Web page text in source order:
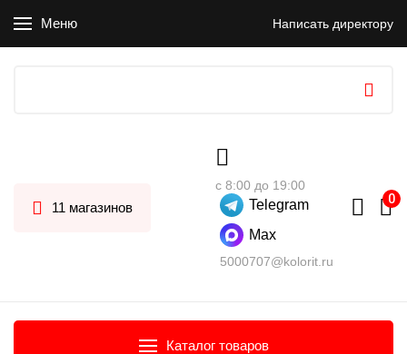
Меню Написать директору
11 магазинов
с 8:00 до 19:00
Telegram
Max
5000707@kolorit.ru
Каталог товаров